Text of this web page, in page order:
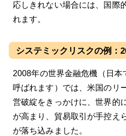
応しきれない場合には、国際
れます。
システミックリスクの例：
2008年の世界金融危機（日本
呼ばれます）では、米国のリ
営破綻をきっかけに、世界的
が高まり、貿易取引が手控え
が落ち込みました。